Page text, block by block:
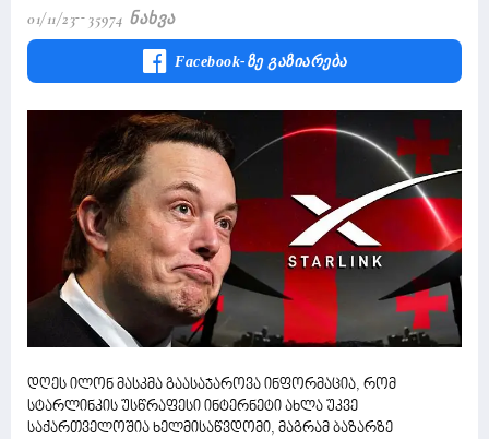
01/11/23 35974 Ნახვა
Facebook-Ზე Გაზიარება
დღეს ილონ მასკმა გაასაჯაროვა ინფორმაცია, რომ
სტარლინკის უსწრაფესი ინტერნეტი ახლა უკვე
საქართველოშია ხელმისაწვდომი, მაგრამ ბაზარზე